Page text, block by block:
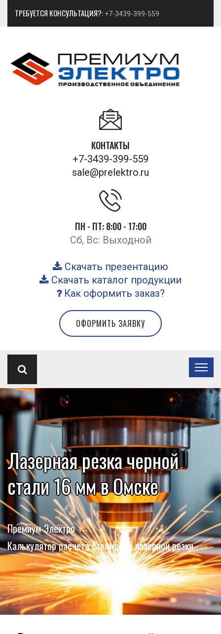
ТРЕБУЕТСЯ КОНСУЛЬТАЦИЯ?: +7-3439-399-559
КОНТАКТЫ
+7-3439-399-559
sale@prelektro.ru
ПН - ПТ: 8:00 - 17:00
Сб, Вс: Выходной
Скачать презентацию
Скачать каталог продукции
Как оформить заказ?
ОФОРМИТЬ ЗАЯВКУ
Лазерная резка черной
стали 16 мм в Омске
Премиум-Электро
Калькулятор расчета стоимости лазерной резки